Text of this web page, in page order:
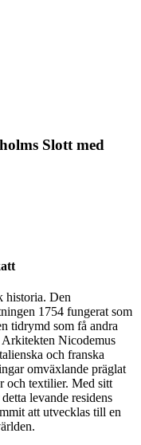
Slott med
historia. Den
1754 fungerat som
tidrymd som få andra
Nicodemus
och franska
omväxlande präglat
och textilier. Med sitt
levande residens
att utvecklas till en